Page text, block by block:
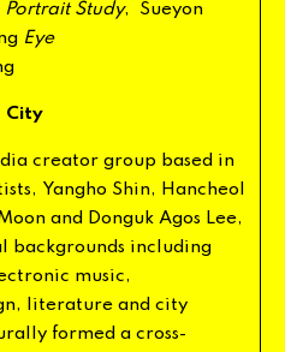
Portrait Study,
Sueyon
Eye
City
creator group based in
, Yangho Shin, Hancheol
and Donguk Agos Lee,
backgrounds including
music,
, literature and city
formed a cross-